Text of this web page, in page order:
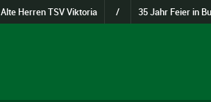
Alte Herren TSV Viktoria / 35 Jahr Feier in